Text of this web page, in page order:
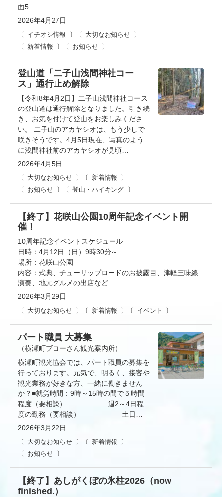
2026年4月27日
イチオシ情報
大切なお知らせ
新着情報
お知らせ
面5…
2026年4月5日
大切なお知らせ
新着情報
お知らせ
登山・ハイキング
登山道「二子山浅間神社コー
ス」通行止め解除
【令和8年4月2日】二子山浅間神社コース
の登山道は通行解除となりました。引き続
き、お気を付けて登山をお楽しみくださ
い。 二子山のアカヤシオは、もう少しで
咲きそうです。4月5日現在、写真のよう
に浅間神社前のアカヤシオが見頃…
2026年3月29日
大切なお知らせ 新着情報 イベント
【終了】花咲山公園10周年記念イベント開
催！
10周年記念イベントスケジュール
日時：4月12日（日）9時30分～
場所：花咲山公園
内容：式典、チューリップロードのお披露目、津軽三味線
演奏、地元グルメの出店など
2026年3月22日
大切なお知らせ
新着情報
お知らせ
パート職員 大募集
（横瀬町ブコーさん観光案内所）
横瀬町観光協会では、パート職員の募集を
行っております。元気で、明るく、接客や
観光業務が好きな方、一緒に働きません
か？■就労時間：9時～15時の間で５時間
程度（要相談） 週2～4日程
度の勤務（要相談） 土日…
【終了】あしがくぼの氷柱2026（now
finished.）